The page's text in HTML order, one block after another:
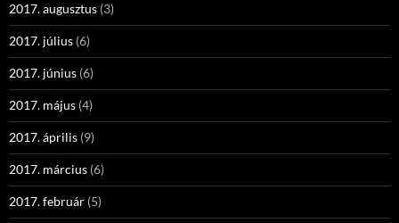
2017. augusztus (3)
2017. július (6)
2017. június (6)
2017. május (4)
2017. április (9)
2017. március (6)
2017. február (5)